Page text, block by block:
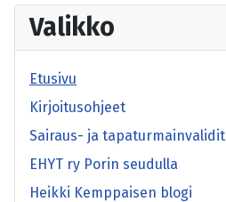
Valikko
Etusivu
Kirjoitusohjeet
Sairaus- ja tapaturmainvalidit
EHYT ry Porin seudulla
Heikki Kemppaisen blogi